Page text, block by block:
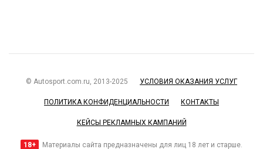
© Autosport.com.ru, 2013-2025 УСЛОВИЯ ОКАЗАНИЯ УСЛУГ
ПОЛИТИКА КОНФИДЕНЦИАЛЬНОСТИ КОНТАКТЫ
КЕЙСЫ РЕКЛАМНЫХ КАМПАНИЙ
18+ Материалы сайта предназначены для лиц 18 лет и старше.